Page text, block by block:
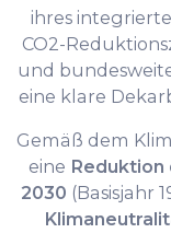
ihres
CO2-
und
eine klare
Gemäß dem
eine Reduktion
2030 (Basisjahr